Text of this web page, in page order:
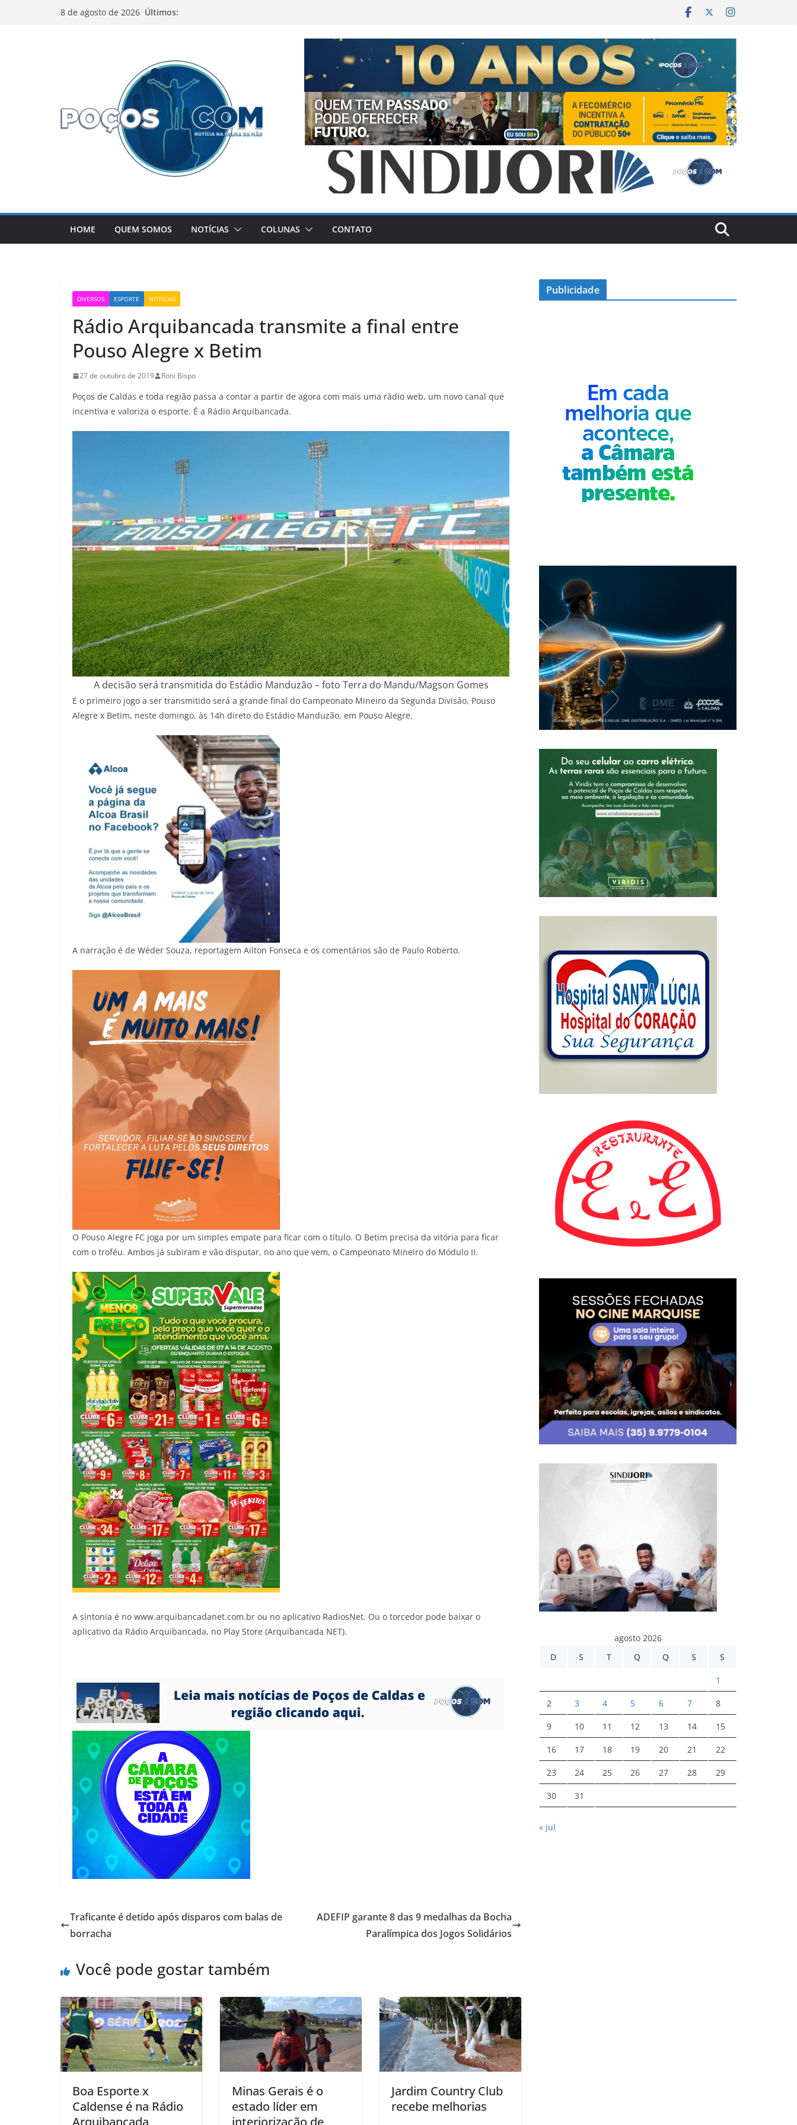
8 de agosto de 2026 Últimos:
HOME QUEM SOMOS NOTÍCIAS COLUNAS CONTATO
DIVERSOS ESPORTE NOTÍCIAS
Rádio Arquibancada transmite a final entre
Pouso Alegre x Betim
27 de outubro de 2019 Roni Bispo
Poços de Caldas e toda região passa a contar a partir de agora com mais uma rádio web, um novo canal que
incentiva e valoriza o esporte. É a Rádio Arquibancada.
A decisão será transmitida do Estádio Manduzão – foto Terra do Mandu/Magson Gomes
E o primeiro jogo a ser transmitido será a grande final do Campeonato Mineiro da Segunda Divisão, Pouso
Alegre x Betim, neste domingo, às 14h direto do Estádio Manduzão, em Pouso Alegre.
A narração é de Wéder Souza, reportagem Ailton Fonseca e os comentários são de Paulo Roberto.
O Pouso Alegre FC joga por um simples empate para ficar com o título. O Betim precisa da vitória para ficar
com o troféu. Ambos já subiram e vão disputar, no ano que vem, o Campeonato Mineiro do Módulo II.
A sintonia é no www.arquibancadanet.com.br ou no aplicativo RadiosNet. Ou o torcedor pode baixar o
aplicativo da Rádio Arquibancada, no Play Store (Arquibancada NET).
Traficante é detido após disparos com balas de
borracha
ADEFIP garante 8 das 9 medalhas da Bocha
Paralímpica dos Jogos Solidários
Você pode gostar também
Boa Esporte x
Caldense é na Rádio
Arquibancada
Minas Gerais é o
estado líder em
interiorização de
Jardim Country Club
recebe melhorias
Publicidade
agosto 2026
D
S T Q Q S S
1
2 3 4 5 6 7 8
9 10 11 12 13 14 15
16 17 18 19 20 21 22
23 24 25 26 27 28 29
30 31
« jul